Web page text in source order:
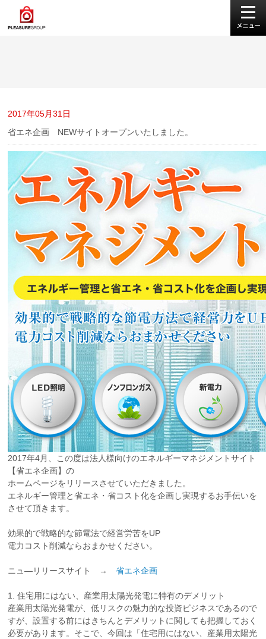
2017年05月31日
省エネ企画 NEWサイトオープンいたしました。
2017年4月、この度は法人様向けのエネルギーマネジメントサイト
【省エネ企画】の
ホームページをリリースさせていただきました。
エネルギー管理と省エネ・省コスト化を企画し実現するお手伝いを
させて頂きます。
効果的で戦略的な節電法で経営労苦をUP
電力コスト削減ならおまかせください。
ニュ―リリースサイト →省エネ企画
1. 住宅用にはない、産業用太陽光発電に特有のデメリット
産業用太陽光発電が、低リスクの魅力的な投資ビジネスであるので
すが、設置する前にはきちんとデメリットに関しても把握しておく
必要があります。そこで、今回は「住宅用にはない、産業用太陽光